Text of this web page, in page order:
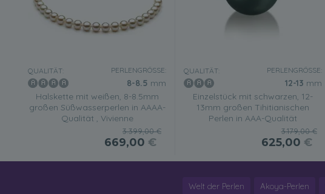
QUALITÄT: PERLENGRÖSSE:
8-8.5 mm
Halskette mit weißen, 8-8.5mm
großen Süßwasserperlen in AAAA-
Qualität , Vivienne
3.399,00 €
669,00 €
QUALITÄT: PERLENGRÖSSE:
12-13 mm
Einzelstück mit schwarzen, 12-
13mm großen Tihitianischen
Perlen in AAA-Qualität
3.179,00 €
625,00 €
Welt der Perlen Akoya-Perlen